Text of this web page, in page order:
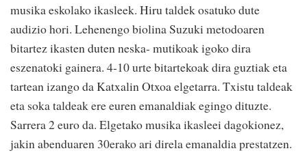
musika eskolako ikasleek. Hiru taldek osatuko dute
audizio hori. Lehenengo biolina Suzuki metodoaren
bitartez ikasten duten neska- mutikoak igoko dira
eszenatoki gainera. 4-10 urte bitartekoak dira guztiak eta
tartean izango da Katxalin Otxoa elgetarra. Txistu taldeak
eta soka taldeak ere euren emanaldiak egingo dituzte.
Sarrera 2 euro da. Elgetako musika ikasleei dagokionez,
jakin abenduaren 30erako ari direla emanaldia prestatzen.